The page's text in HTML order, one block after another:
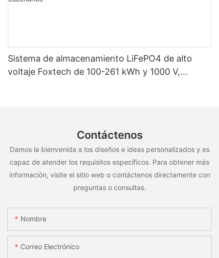
Sistema de almacenamiento LiFePO4 de alto
voltaje Foxtech de 100-261 kWh y 1000 V,
Contáctenos
Damos la bienvenida a los diseños e ideas personalizados y es
capaz de atender los requisitos específicos. Para obtener más
información, visite el sitio web o contáctenos directamente con
preguntas o consultas.
Nombre
Correo Electrónico